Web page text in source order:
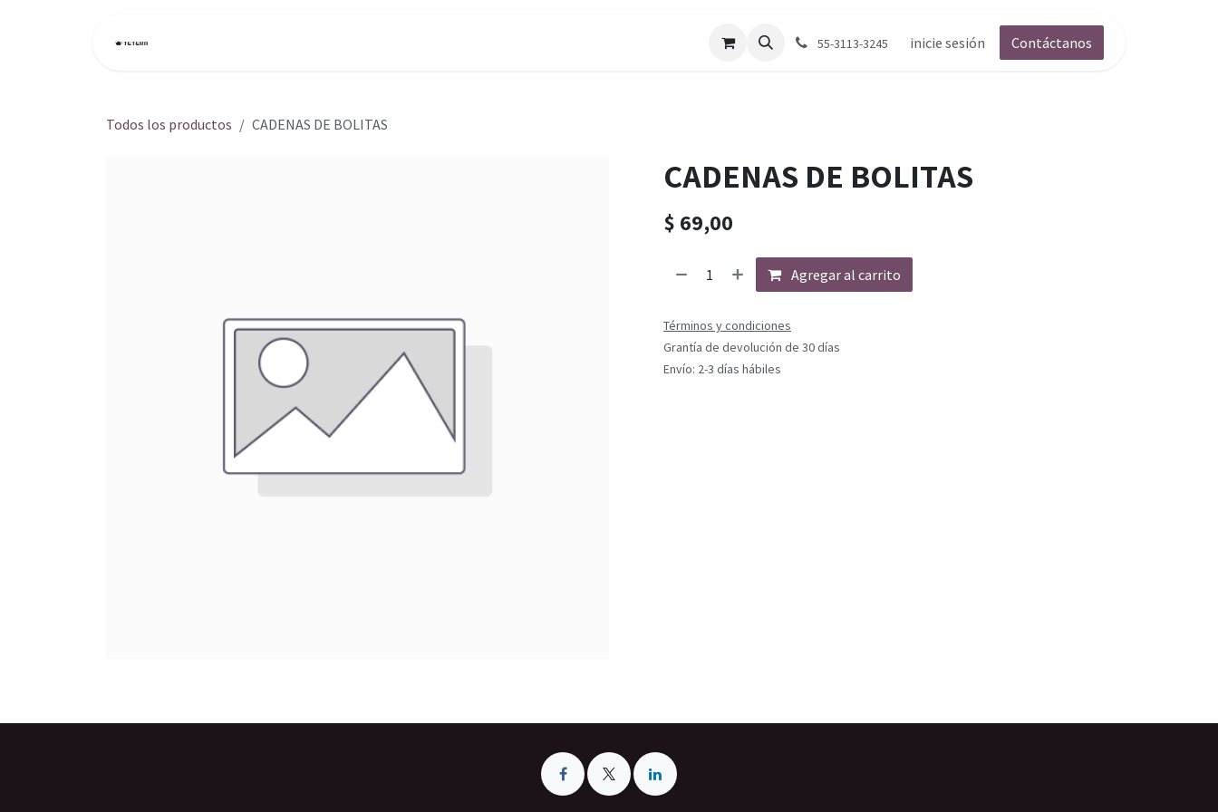
55-3113-3245 inicie sesión Contáctanos
Todos los productos CADENAS DE BOLITAS
CADENAS DE BOLITAS
$ 69,00
Agregar al carrito
Términos y condiciones
Grantía de devolución de 30 días
Envío: 2-3 días hábiles